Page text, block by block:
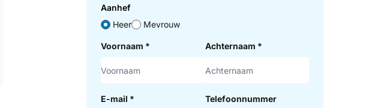
Aanhef
Heer
Mevrouw
Voornaam * Achternaam *
E-mail * Telefoonnummer